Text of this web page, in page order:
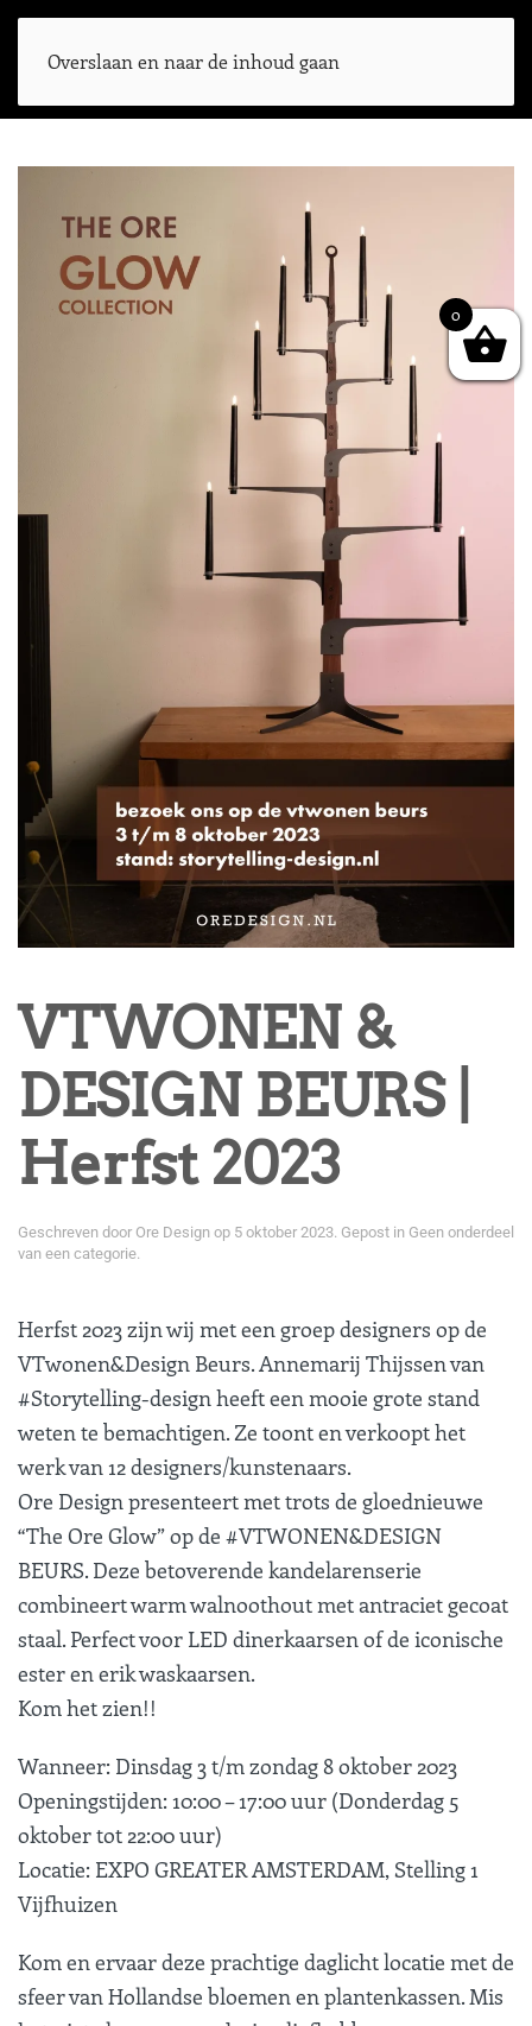
Overslaan en naar de inhoud gaan
VTWONEN &
DESIGN BEURS |
Herfst 2023
Geschreven door Ore Design op 5 oktober 2023. Gepost in Geen onderdeel
van een categorie.
Herfst 2023 zijn wij met een groep designers op de
VTwonen&Design Beurs. Annemarij Thijssen van
#Storytelling-design heeft een mooie grote stand
weten te bemachtigen. Ze toont en verkoopt het
werk van 12 designers/kunstenaars.
Ore Design presenteert met trots de gloednieuwe
“The Ore Glow” op de #VTWONEN&DESIGN
BEURS. Deze betoverende kandelarenserie
combineert warm walnoothout met antraciet gecoat
staal. Perfect voor LED dinerkaarsen of de iconische
ester en erik waskaarsen.
Kom het zien!!
Wanneer: Dinsdag 3 t/m zondag 8 oktober 2023
Openingstijden: 10:00 – 17:00 uur (Donderdag 5
oktober tot 22:00 uur)
Locatie: EXPO GREATER AMSTERDAM, Stelling 1
Vijfhuizen
Kom en ervaar deze prachtige daglicht locatie met de
sfeer van Hollandse bloemen en plantenkassen. Mis
0